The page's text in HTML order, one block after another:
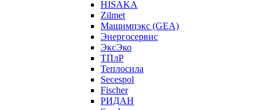
HISAKA
Zilmet
Машимпэкс (GEA)
Энергосервис
ЭксЭко
ТПлР
Теплосила
Secespol
Fischer
РИДАН